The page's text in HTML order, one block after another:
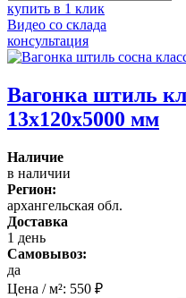
купить в 1 клик
Видео со склада
консультация
Вагонка штиль
13x120x5000 мм
Наличие
в наличии
Регион:
архангельская обл.
Доставка
1 день
Самовывоз:
да
Цена / м²: 550 ₽